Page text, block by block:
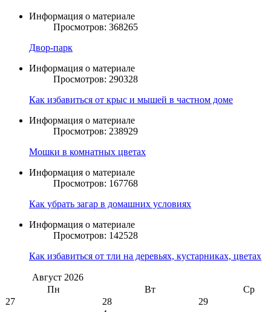
Информация о материале
Просмотров: 368265
Двор-парк
Информация о материале
Просмотров: 290328
Как избавиться от крыс и мышей в частном доме
Информация о материале
Просмотров: 238929
Мошки в комнатных цветах
Информация о материале
Просмотров: 167768
Как убрать загар в домашних условиях
Информация о материале
Просмотров: 142528
Как избавиться от тли на деревьях, кустарниках, цветах
Август 2026
Пн
Вт
Ср
27
28
29